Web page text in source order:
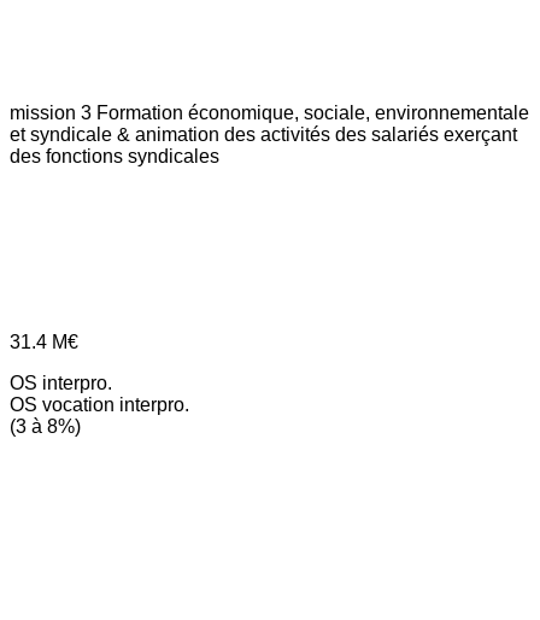
mission 3 Formation économique, sociale, environnementale
et syndicale & animation des activités des salariés exerçant
des fonctions syndicales
31.4 M€
OS interpro.
OS vocation interpro.
(3 à 8%)